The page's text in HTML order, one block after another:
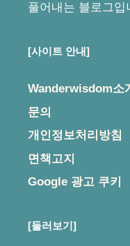
풀어내는 블로그입
[사이트 안내]
Wanderwisdom소
문의
개인정보처리방침
면책고지
Google 광고 쿠키
[둘러보기]